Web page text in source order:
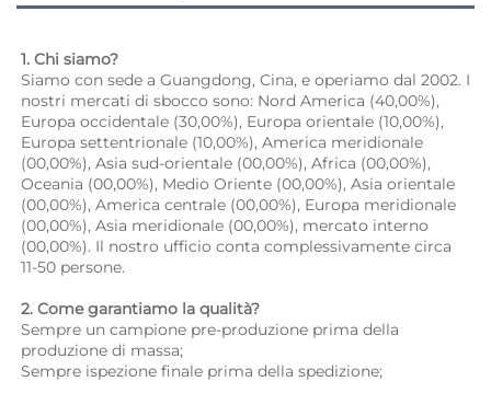
1. Chi siamo?
Siamo con sede a Guangdong, Cina, e operiamo dal 2002. I
nostri mercati di sbocco sono: Nord America (40,00%),
Europa occidentale (30,00%), Europa orientale (10,00%),
Europa settentrionale (10,00%), America meridionale
(00,00%), Asia sud-orientale (00,00%), Africa (00,00%),
Oceania (00,00%), Medio Oriente (00,00%), Asia orientale
(00,00%), America centrale (00,00%), Europa meridionale
(00,00%), Asia meridionale (00,00%), mercato interno
(00,00%). Il nostro ufficio conta complessivamente circa
11-50 persone.
2. Come garantiamo la qualità?
Sempre un campione pre-produzione prima della
produzione di massa;
Sempre ispezione finale prima della spedizione;